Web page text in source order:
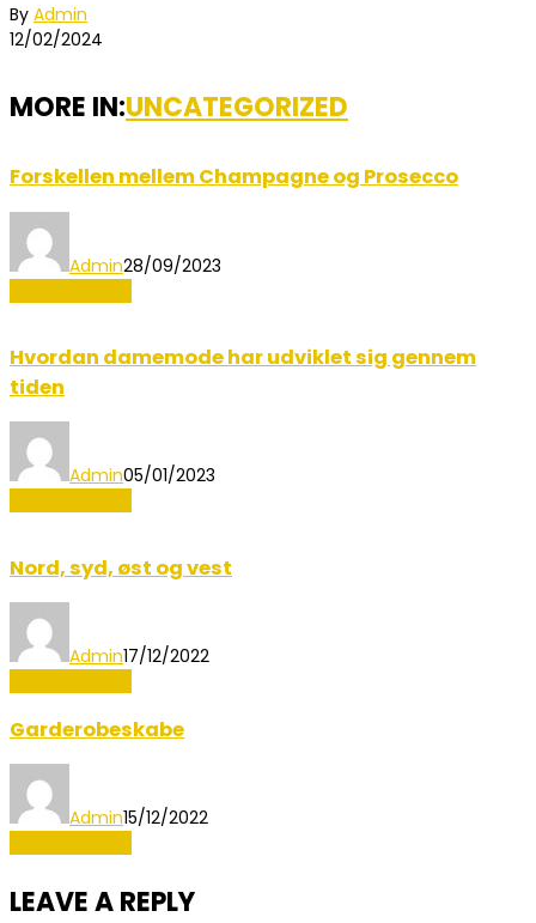
By Admin
12/02/2024
MORE IN:UNCATEGORIZED
Forskellen mellem Champagne og Prosecco
Admin28/09/2023
Hvordan damemode har udviklet sig gennem
tiden
Admin05/01/2023
Nord, syd, øst og vest
Admin17/12/2022
Garderobeskabe
Admin15/12/2022
LEAVE A REPLY